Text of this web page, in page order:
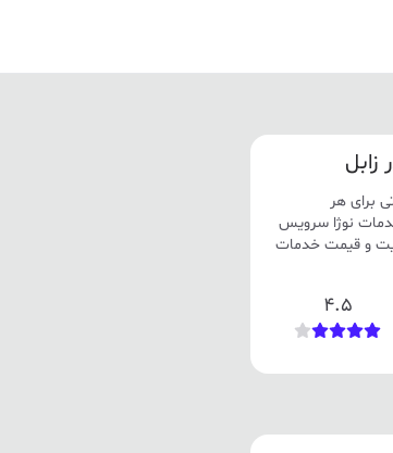
برای هر
نوژا سرویس
و قیمت خدمات
4.5